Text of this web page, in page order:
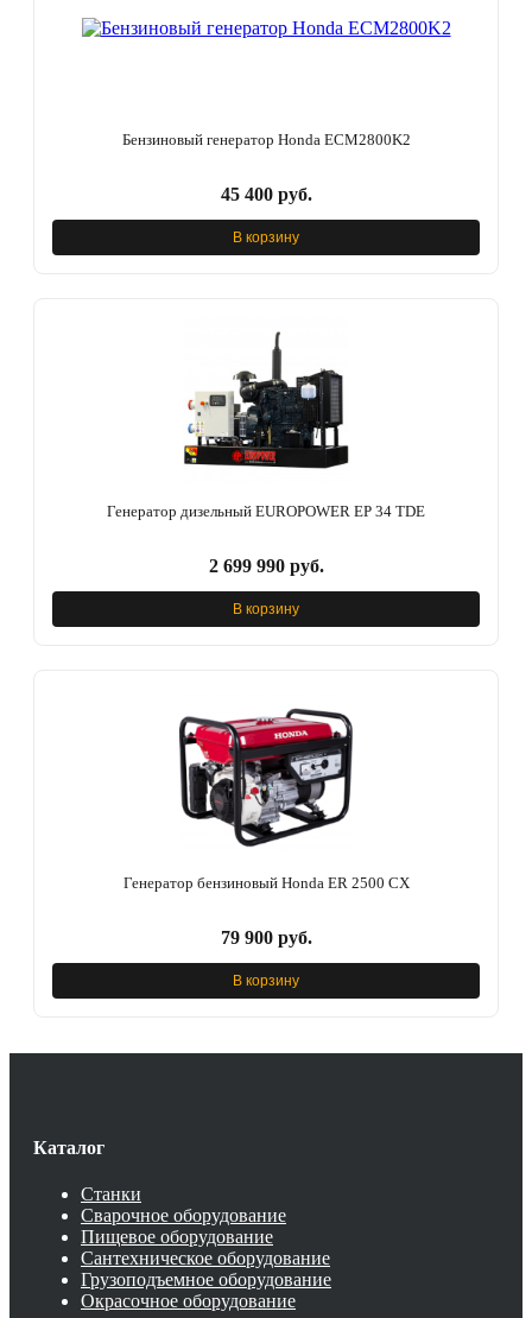
Бензиновый генератор Honda ECM2800K2
45 400 руб.
В корзину
Генератор дизельный EUROPOWER EP 34 TDE
2 699 990 руб.
В корзину
Генератор бензиновый Honda ER 2500 CX
79 900 руб.
В корзину
Каталог
Станки
Сварочное оборудование
Пищевое оборудование
Сантехническое оборудование
Грузоподъемное оборудование
Окрасочное оборудование